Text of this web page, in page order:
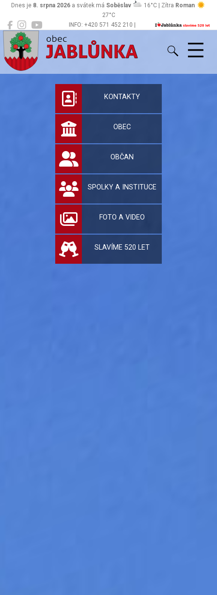
INFO: +420 571 452 210 |
Dnes je 8. srpna 2026 a svátek má Soběslav 16°C | Zítra Roman
27°C
Jablůnka
Oficiální stránky
KONTAKTY
OBEC
OBČAN
SPOLKY A INSTITUCE
FOTO A VIDEO
SLAVÍME 520 LET